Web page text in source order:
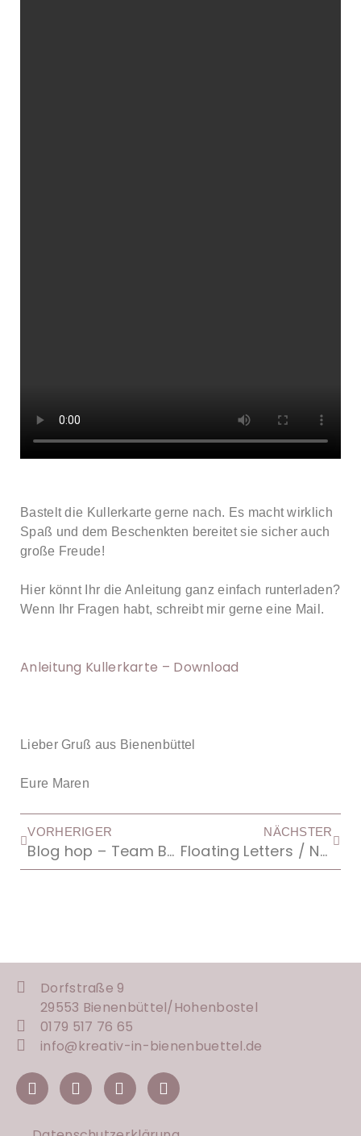
Bastelt die Kullerkarte gerne nach. Es macht wirklich
Spaß und dem Beschenkten bereitet sie sicher auch
große Freude!
Hier könnt Ihr die Anleitung ganz einfach runterladen?
Wenn Ihr Fragen habt, schreibt mir gerne eine Mail.
Anleitung Kullerkarte – Download
Lieber Gruß aus Bienenbüttel
Eure Maren
VORHERIGER
Blog hop – Team Bastelzimmer
NÄCHSTER
Floating Letters / Numbers
Dorfstraße 9
29553 Bienenbüttel/Hohenbostel
0179 517 76 65
info@kreativ-in-bienenbuettel.de